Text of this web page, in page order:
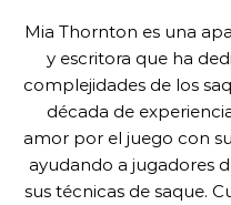
Mia Thornton es una
y escritora que ha
complejidades de los
década de
amor por el juego con
ayudando a jugadores
sus técnicas de saque.